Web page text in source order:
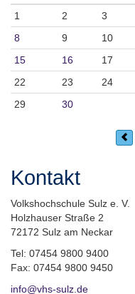
1
2 3
8
9 10
15
16 17
22
23 24
29
30
Kontakt
Volkshochschule Sulz e. V.
Holzhauser Straße 2
72172 Sulz am Neckar
Tel: 07454 9800 9400
Fax: 07454 9800 9450
info@vhs-sulz.de